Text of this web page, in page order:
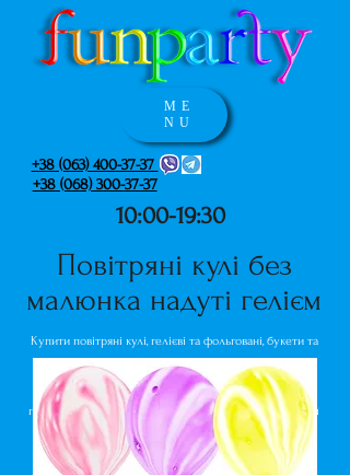
+38 (063) 400-37-37
+38 (068) 300-37-37
10:00-19:30
ME
NU
Повітряні кулі без
малюнка надуті гелієм
Купити повітряні кулі, гелієві та фольговані, букети та
фігури з повітряних кульок. Цілодобова доставка
повітряних кульок по Києву. Магазин куль та святкової
продукції Funparty.